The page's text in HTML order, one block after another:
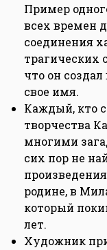
Пример
всех времен
соединения
трагических
что он
свое имя.
Каждый, кто
творчества
многими
сих пор не
родине, в
который
лет.
Художник